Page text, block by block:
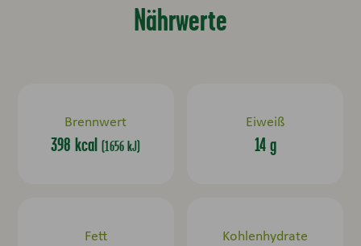
Nährwerte
Brennwert
398 kcal(1656 kJ)
Eiweiß
14 g
Fett Kohlenhydrate